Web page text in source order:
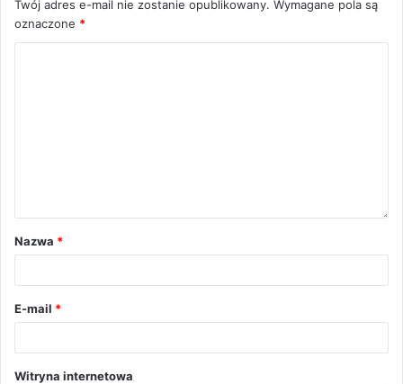
Twój adres e-mail nie zostanie opublikowany. Wymagane pola są
oznaczone *
Nazwa *
E-mail *
Witryna internetowa